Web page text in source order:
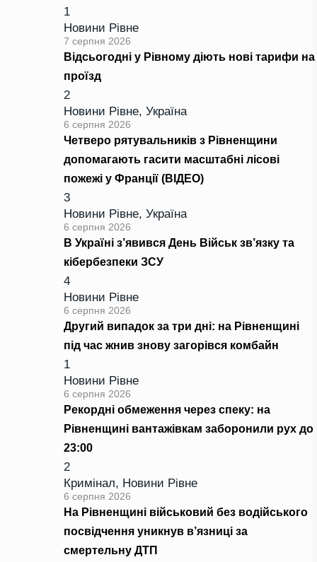
1
Новини Рівне
7 серпня 2026
Відсьогодні у Рівному діють нові тарифи на
проїзд
2
Новини Рівне, Україна
6 серпня 2026
Четверо рятувальників з Рівненщини
допомагають гасити масштабні лісові
пожежі у Франції (ВІДЕО)
3
Новини Рівне, Україна
6 серпня 2026
В Україні з’явився День Військ зв’язку та
кібербезпеки ЗСУ
4
Новини Рівне
6 серпня 2026
Другий випадок за три дні: на Рівненщині
під час жнив знову загорівся комбайн
1
Новини Рівне
6 серпня 2026
Рекордні обмеження через спеку: на
Рівненщині вантажівкам заборонили рух до
23:00
2
Кримінал, Новини Рівне
6 серпня 2026
На Рівненщині військовий без водійського
посвідчення уникнув в’язниці за
смертельну ДТП